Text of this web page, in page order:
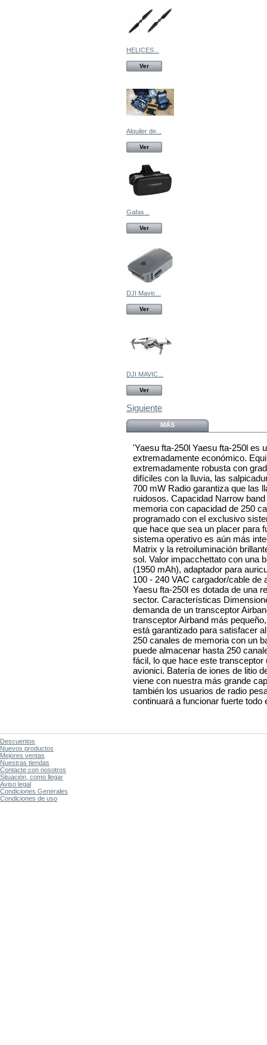
HELICES...
Ver
Alquiler de...
Ver
Gafas...
Ver
DJI Mavic...
Ver
DJI MAVIC...
Ver
Siguiente
MÁS
'Yaesu fta-250l Yaesu fta-250l es
extremadamente económico.
extremadamente robusta con
difíciles con la lluvia, las
700 mW Radio garantiza que las
ruidosos. Capacidad Narrow
memoria con capacidad de 250
programado con el exclusivo
que hace que sea un placer para
sistema operativo es aún más
Matrix y la retroiluminación
sol. Valor impacchettato con una
(1950 mAh), adaptador para
100 - 240 VAC cargador/cable
Yaesu fta-250l es dotada de una
sector. Características
demanda de un transceptor
transceptor Airband más
está garantizado para satisfacer
250 canales de memoria con un
puede almacenar hasta 250
fácil, lo que hace este
avionici. Batería de iones de litio
viene con nuestra más grande
también los usuarios de radio
continuará a funcionar fuerte todo
Descuentos
Nuevos productos
Mejores ventas
Nuestras tiendas
Contacte con nosotros
Situación, como llegar
Aviso legal
Condiciones Generales
Condiciones de uso